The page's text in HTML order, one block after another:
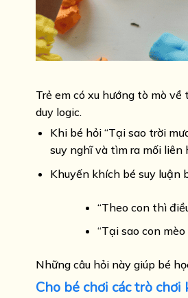
Trẻ em có xu hướng tò mò
duy logic.
Khi bé hỏi “Tại sao trời
suy nghĩ và tìm ra mối liên
Khuyến khích bé suy luận
“Theo con thì
“Tại sao con
Những câu hỏi này giúp bé
Cho bé chơi các trò